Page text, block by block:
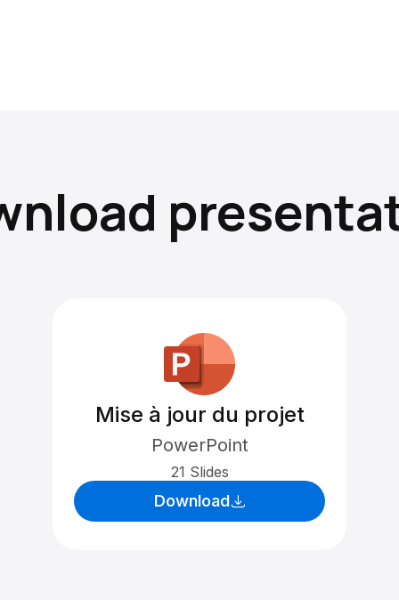
Mise à jour du projet
PowerPoint
21 Slides
Download